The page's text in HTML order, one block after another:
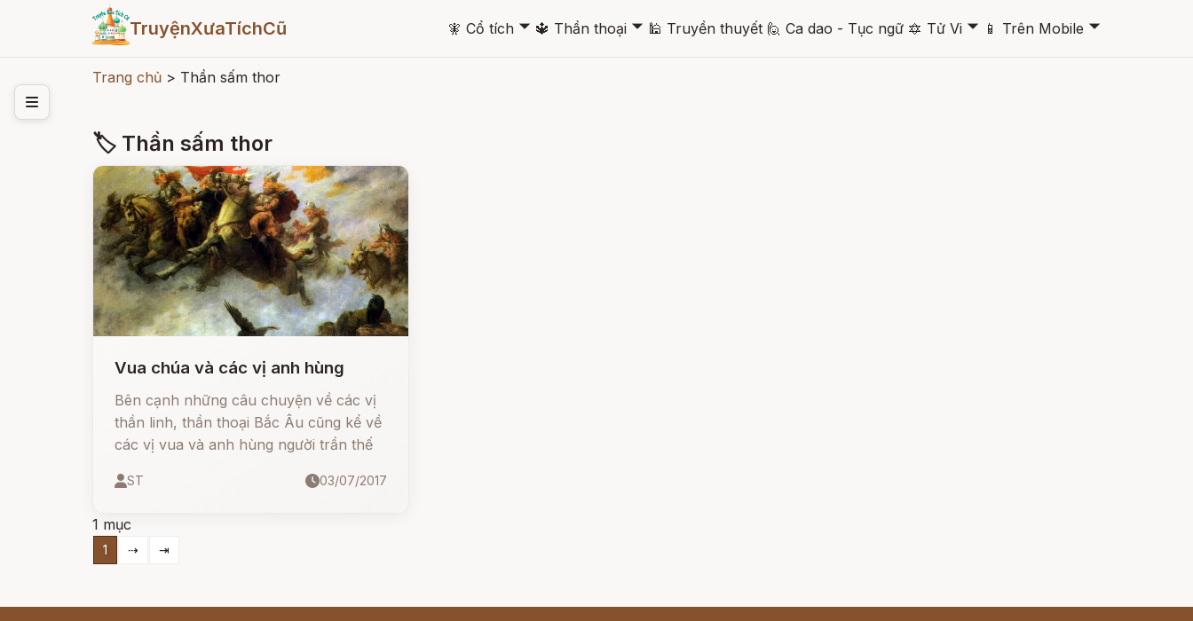
TruyệnXưaTíchCũ 🧚 Cổ tích 🞃 🔱 Thần thoại 🞃 🕌 Truyền thuyết 🙋 Ca dao - Tục ngữ 🔯 Tử Vi 🞃 📱 Trên Mobile 🞃
Trang chủ > Thần sấm thor
🏷 Thần sấm thor
Vua chúa và các vị anh hùng
Bên cạnh những câu chuyện về các vị
thần linh, thần thoại Bắc Âu cũng kể về
các vị vua và anh hùng người trần thế
ST 03/07/2017
1 mục
1 ⇢ ⇥